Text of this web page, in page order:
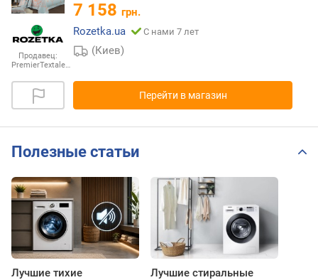
Продавец:
PremierTextale…
7 158 грн.
Rozetka.ua
С нами 7 лет
(Киев)
Перейти в магазин
Полезные статьи
Лучшие тихие
Лучшие стиральные